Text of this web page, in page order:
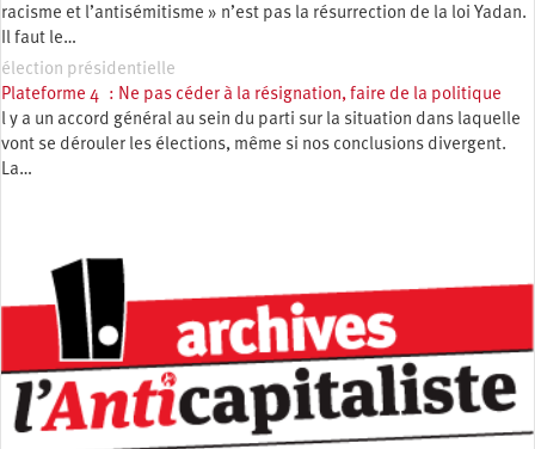
racisme et l’antisémitisme » n’est pas la résurrection de la loi Yadan.
Il faut le…
élection présidentielle
Plateforme 4 : Ne pas céder à la résignation, faire de la politique
l y a un accord général au sein du parti sur la situation dans laquelle
vont se dérouler les élections, même si nos conclusions divergent.
La…